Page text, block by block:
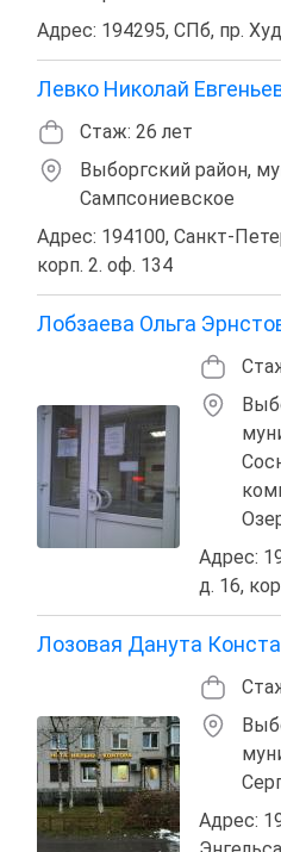
Адрес: 194295, СПб, пр.
Левко Николай
Стаж: 26 лет
Выборгский район,
Сампсониевское
Адрес: 194100, Санкт-
корп. 2. оф. 134
Лобзаева Ольга
Адрес:
д. 16,
Лозовая Данута
Адрес: